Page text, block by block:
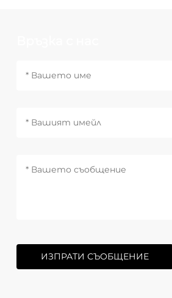
ИЗПРАТИ СЪОБЩЕНИЕ